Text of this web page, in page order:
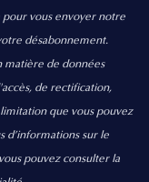
pour vous envoyer notre
désabonnement.
de données
de rectification,
que vous pouvez
d’informations sur le
pouvez consulter la